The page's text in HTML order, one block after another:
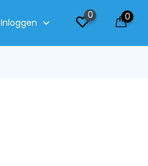
Inloggen
0 0